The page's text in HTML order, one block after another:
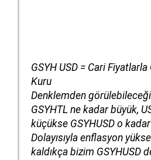
GSYH USD = Cari
Kuru
Denklemden
GSYHTL ne kadar büyük,
küçükse GSYHUSD o
Dolayısıyla enflasyon
kaldıkça bizim GSYHUSD